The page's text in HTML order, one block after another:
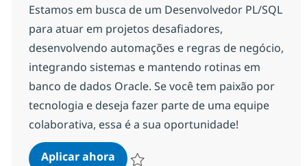
Estamos em busca de um Desenvolvedor PL/SQL
para atuar em projetos desafiadores,
desenvolvendo automações e regras de negócio,
integrando sistemas e mantendo rotinas em
banco de dados Oracle. Se você tem paixão por
tecnologia e deseja fazer parte de uma equipe
colaborativa, essa é a sua oportunidade!
Aplicar ahoraPessoa Desenvolvedora PL/SQL